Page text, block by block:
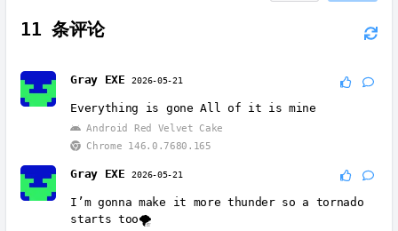
11 条评论
Gray EXE 2026-05-21
Everything is gone All of it is mine
Android Red Velvet Cake
Chrome 146.0.7680.165
Gray EXE 2026-05-21
I’m gonna make it more thunder so a tornado
starts too🌪